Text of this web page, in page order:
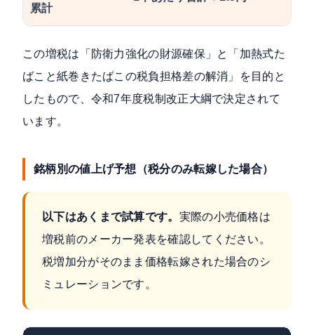
累計
この増税は「防衛力強化の財源確保」と「加熱式た
ばこと紙巻きたばこの税負担格差の解消」を目的と
したもので、令和7年度税制改正大綱で決定されて
います。
銘柄別の値上げ予想（税分のみ転嫁した場合）
以下はあくまで試算です。 実際の小売価格は
増税前のメーカー発表を確認してください。
税増加分がそのまま価格転嫁された場合のシ
ミュレーションです。